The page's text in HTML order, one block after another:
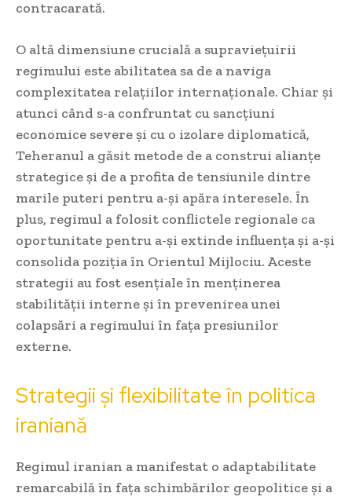
contracarată.
O altă dimensiune crucială a supraviețuirii
regimului este abilitatea sa de a naviga
complexitatea relațiilor internaționale. Chiar și
atunci când s-a confruntat cu sancțiuni
economice severe și cu o izolare diplomatică,
Teheranul a găsit metode de a construi alianțe
strategice și de a profita de tensiunile dintre
marile puteri pentru a-și apăra interesele. În
plus, regimul a folosit conflictele regionale ca
oportunitate pentru a-și extinde influența și a-și
consolida poziția în Orientul Mijlociu. Aceste
strategii au fost esențiale în menținerea
stabilității interne și în prevenirea unei
colapsări a regimului în fața presiunilor
externe.
Strategii și flexibilitate în politica
iraniană
Regimul iranian a manifestat o adaptabilitate
remarcabilă în fața schimbărilor geopolitice și a